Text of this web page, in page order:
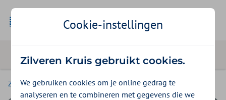
Zakelijk
Cookie-instellingen
Zilveren Kruis gebruikt cookies.
We gebruiken cookies om je online gedrag te
analyseren en te combineren met gegevens die we